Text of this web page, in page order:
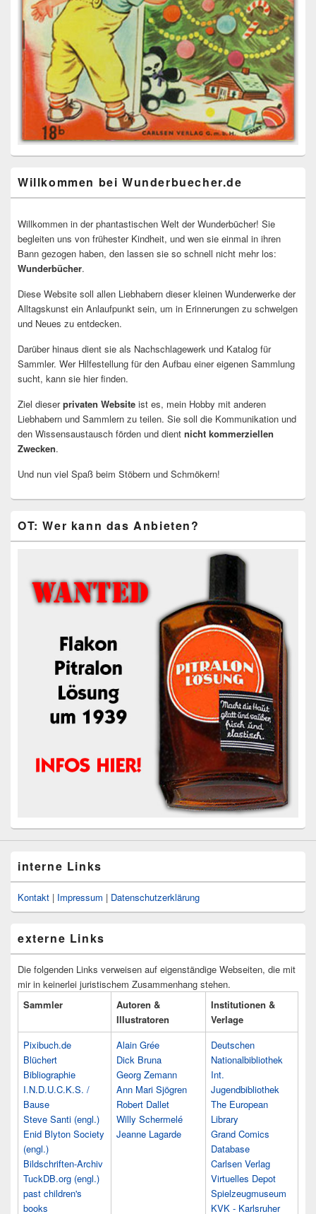
Willkommen bei Wunderbuecher.de
Willkommen in der phantastischen Welt der Wunderbücher! Sie
begleiten uns von frühester Kindheit, und wen sie einmal in ihren
Bann gezogen haben, den lassen sie so schnell nicht mehr los:
Wunderbücher.
Diese Website soll allen Liebhabern dieser kleinen Wunderwerke der
Alltagskunst ein Anlaufpunkt sein, um in Erinnerungen zu schwelgen
und Neues zu entdecken.
Darüber hinaus dient sie als Nachschlagewerk und Katalog für
Sammler. Wer Hilfestellung für den Aufbau einer eigenen Sammlung
sucht, kann sie hier finden.
Ziel dieserprivaten Website ist es, mein Hobby mit anderen
Liebhabern und Sammlern zu teilen. Sie soll die Kommunikation und
den Wissensaustausch förden und dient nicht kommerziellen
Zwecken.
Und nun viel Spaß beim Stöbern und Schmökern!
OT: Wer kann das Anbieten?
interne Links
Kontakt | Impressum | Datenschutzerklärung
externe Links
Die folgenden Links verweisen auf eigenständige Webseiten, die mit
mir in keinerlei juristischem Zusammenhang stehen.
Sammler
Autoren &
Illustratoren
Institutionen &
Verlage
Pixibuch.de
Blüchert
Bibliographie
I.N.D.U.C.K.S. /
Bause
Steve Santi (engl.)
Enid Blyton Society
(engl.)
Bildschriften-Archiv
TuckDB.org (engl.)
past children's
books
Alain Grée
Dick Bruna
Georg Zemann
Ann Mari Sjögren
Robert Dallet
Willy Schermelé
Jeanne Lagarde
Deutschen
Nationalbibliothek
Int.
Jugendbibliothek
The European
Library
Grand Comics
Database
Carlsen Verlag
Virtuelles Depot
Spielzeugmuseum
KVK - Karlsruher